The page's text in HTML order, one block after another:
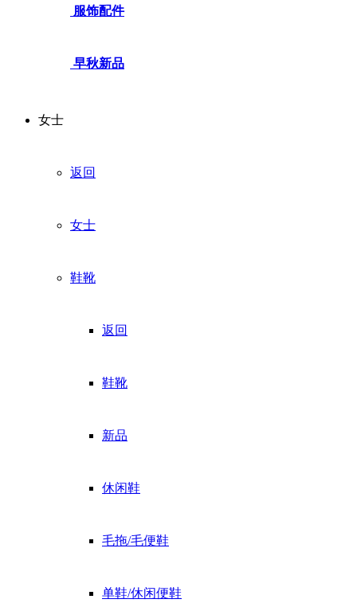
服饰配件
早秋新品
女士
返回
女士
鞋靴
返回
鞋靴
新品
休闲鞋
毛拖/毛便鞋
单鞋/休闲便鞋